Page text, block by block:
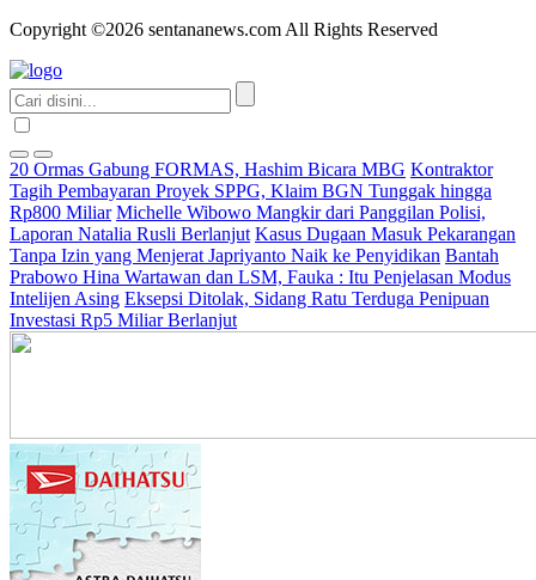
Copyright ©2026 sentananews.com All Rights Reserved
20 Ormas Gabung FORMAS, Hashim Bicara MBG Kontraktor
Tagih Pembayaran Proyek SPPG, Klaim BGN Tunggak hingga
Rp800 Miliar Michelle Wibowo Mangkir dari Panggilan Polisi,
Laporan Natalia Rusli Berlanjut Kasus Dugaan Masuk Pekarangan
Tanpa Izin yang Menjerat Japriyanto Naik ke Penyidikan Bantah
Prabowo Hina Wartawan dan LSM, Fauka : Itu Penjelasan Modus
Intelijen Asing Eksepsi Ditolak, Sidang Ratu Terduga Penipuan
Investasi Rp5 Miliar Berlanjut